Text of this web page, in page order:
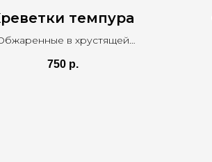
темпура
в хрустящей
манго-чили. 150гр / 30 гр
750 р.